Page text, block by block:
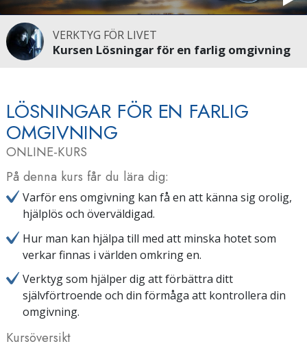
VERKTYG FÖR LIVET
Kursen Lösningar för en farlig omgivning
LÖSNINGAR FÖR EN FARLIG
OMGIVNING
ONLINE-KURS
På denna kurs får du lära dig:
Varför ens omgivning kan få en att känna sig orolig,
hjälplös och överväldigad.
Hur man kan hjälpa till med att minska hotet som
verkar finnas i världen omkring en.
Verktyg som hjälper dig att förbättra ditt
självförtroende och din förmåga att kontrollera din
omgivning.
Kursöversikt